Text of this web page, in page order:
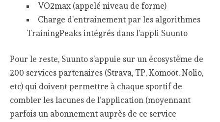
VO2max (appelé niveau de forme)
Charge d’entrainement par les algorithmes
TrainingPeaks intégrés dans l’appli Suunto
Pour le reste, Suunto s’appuie sur un écosystème de
200 services partenaires (Strava, TP, Komoot, Nolio,
etc) qui doivent permettre à chaque sportif de
combler les lacunes de l’application (moyennant
parfois un abonnement auprès de ce service